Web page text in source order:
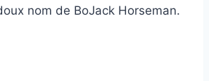
nom de BoJack Horseman.